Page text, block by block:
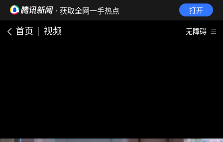
· 获取全网一手热点 打开
首页 视频 无障碍